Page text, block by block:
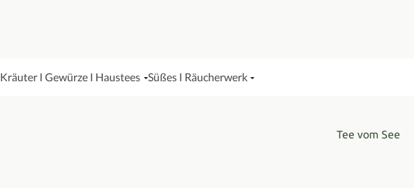
Kräuter I Gewürze I Haustees Süßes I Räucherwerk
Tee vom See